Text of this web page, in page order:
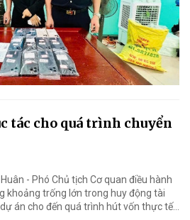
tác cho quá trình chuyển
- Phó Chủ tịch Cơ quan điều hành
khoảng trống lớn trong huy động tài
án cho đến quá trình hút vốn thực tế...